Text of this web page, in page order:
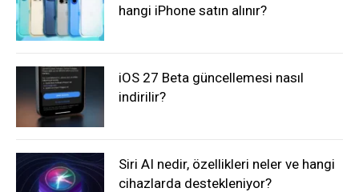
hangi iPhone satın alınır?
iOS 27 Beta güncellemesi nasıl
indirilir?
Siri AI nedir, özellikleri neler ve hangi
cihazlarda destekleniyor?